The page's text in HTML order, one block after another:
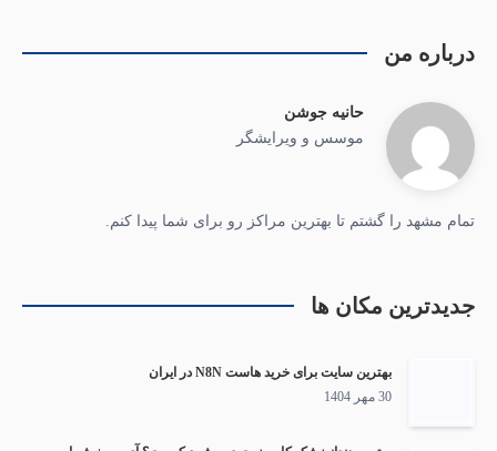
درباره من
حانیه جوشن
موسس و ویرایشگر
تمام مشهد را گشتم تا بهترین مراکز رو برای شما پیدا کنم.
جدیدترین مکان ها
بهترین سایت برای خرید هاست N8N در ایران
30 مهر 1404